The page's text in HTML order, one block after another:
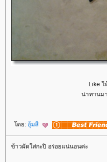
Like
น่าทานม
ดย: อุ้มสี
ข้าวผัดใส่กะปิ อร่อยแน่นอนค่ะ